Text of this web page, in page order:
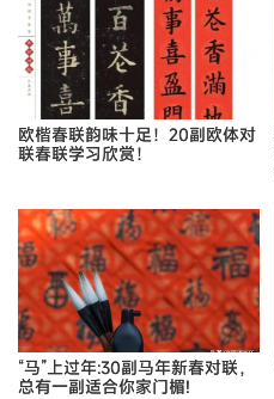
欧楷春联韵味十足！20副欧体对
联春联学习欣赏！
“马”上过年:30副马年新春对联，
总有一副适合你家门楣!